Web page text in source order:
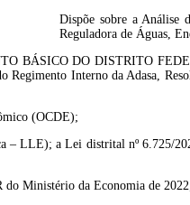
Dispõe sobre a Análise
Reguladora de Águas,
DO DISTRITO
Interno da Adasa,
(OCDE);
LLE); a Lei distrital nº 6.725/
Ministério da Economia de